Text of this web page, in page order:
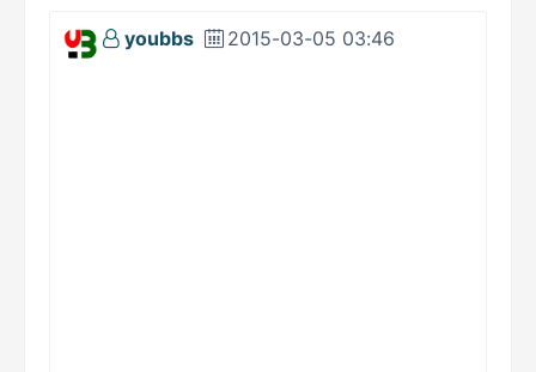
youbbs 2015-03-05 03:46